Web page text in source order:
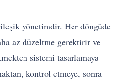
yönetimdir. Her döngüde
az düzeltme gerektirir ve
sistemi tasarlamaya
kontrol etmeye, sonra